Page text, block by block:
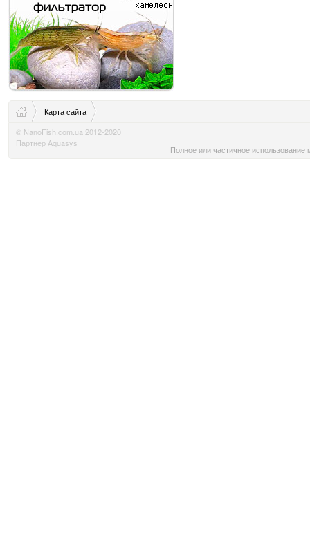
Карта сайта
© NanoFish.com.ua 2012-2020
Партнер Aquasys
Полное или частичное